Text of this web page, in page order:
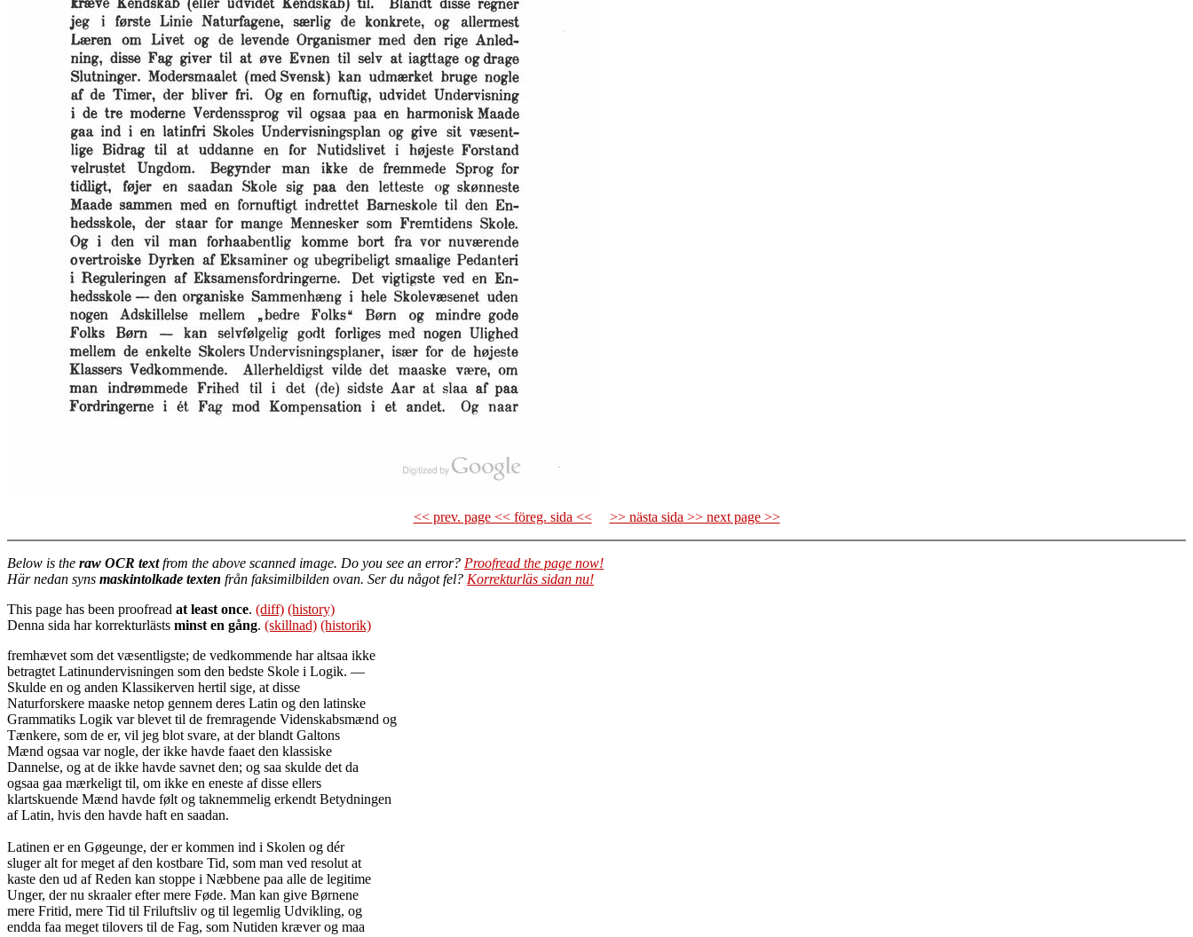
<< prev. page << föreg. sida << >> nästa sida >> next page >>
Below is the raw OCR textfrom the above scanned image. Do you see an error? Proofread the page now!
Här nedan syns maskintolkade texten från faksimilbilden ovan. Ser du något fel? Korrekturläs sidan nu!
This page has been proofread at least once. (diff) (history)
Denna sida har korrekturlästs minst en gång. (skillnad) (historik)
fremhævet som det væsentligste; de vedkommende har altsaa ikke
betragtet Latinundervisningen som den bedste Skole i Logik. —
Skulde en og anden Klassikerven hertil sige, at disse
Naturforskere maaske netop gennem deres Latin og den latinske
Grammatiks Logik var blevet til de fremragende Videnskabsmænd og
Tænkere, som de er, vil jeg blot svare, at der blandt Galtons
Mænd ogsaa var nogle, der ikke havde faaet den klassiske
Dannelse, og at de ikke havde savnet den; og saa skulde det da
ogsaa gaa mærkeligt til, om ikke en eneste af disse ellers
klartskuende Mænd havde følt og taknemmelig erkendt Betydningen
af Latin, hvis den havde haft en saadan.
Latinen er en Gøgeunge, der er kommen ind i Skolen og dér
sluger alt for meget af den kostbare Tid, som man ved resolut at
kaste den ud af Reden kan stoppe i Næbbene paa alle de legitime
Unger, der nu skraaler efter mere Føde. Man kan give Børnene
mere Fritid, mere Tid til Friluftsliv og til legemlig Udvikling, og
endda faa meget tilovers til de Fag, som Nutiden kræver og maa